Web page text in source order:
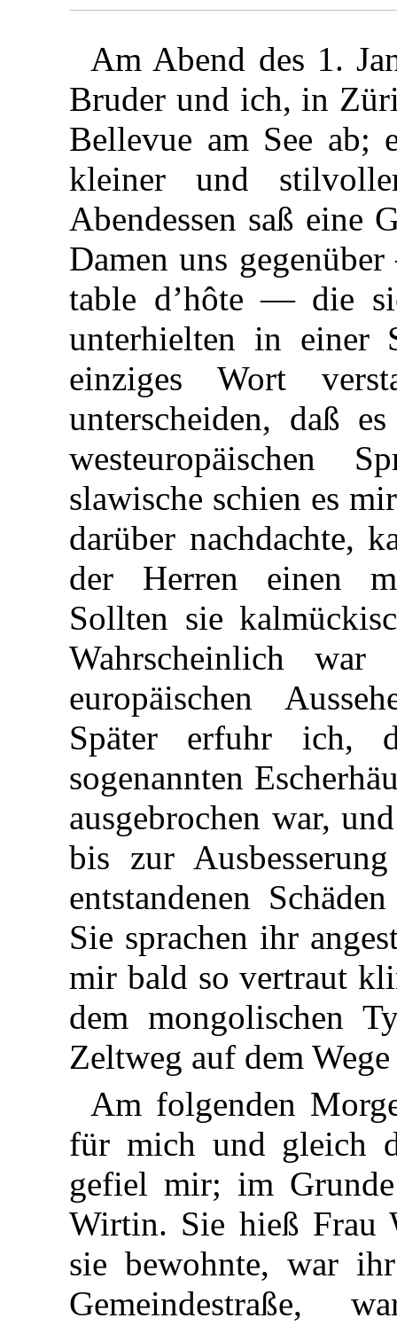
Am Abend des 1.
Bruder und ich, in
Bellevue am See ab;
kleiner und
Abendessen saß eine
Damen uns
table d’hôte — die
unterhielten in einer
einziges Wort
unterscheiden, daß
westeuropäischen
slawische schien es
darüber nachdachte,
der Herren einen
Sollten sie
Wahrscheinlich
europäischen
Später erfuhr ich,
sogenannten
ausgebrochen war,
bis zur
entstandenen
Sie sprachen ihr
mir bald so vertraut
dem mongolischen
Zeltweg auf dem
Am folgenden
für mich und gleich
gefiel mir; im
Wirtin. Sie hieß Frau
sie bewohnte, war
Gemeindestraße,